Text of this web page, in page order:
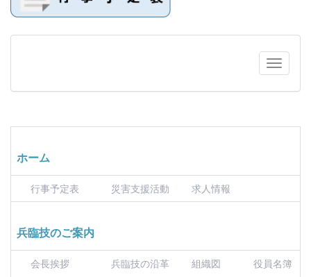
ホーム
行事予定表 災害支援活動 求人情報
兵臨技のご案内
会長挨拶 兵臨技の沿革 組織図 役員名簿